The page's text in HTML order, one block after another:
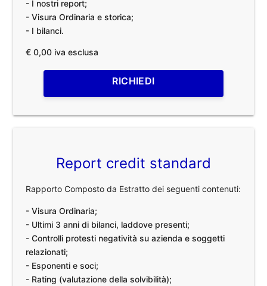
- I nostri report;
- Visura Ordinaria e storica;
- I bilanci.
€ 0,00 iva esclusa
RICHIEDI
Report credit standard
Rapporto Composto da Estratto dei seguenti contenuti:
- Visura Ordinaria;
- Ultimi 3 anni di bilanci, laddove presenti;
- Controlli protesti negatività su azienda e soggetti
relazionati;
- Esponenti e soci;
- Rating (valutazione della solvibilità);